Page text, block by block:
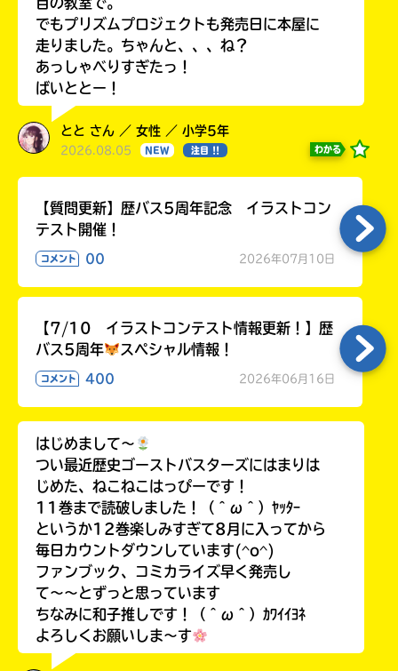
目の教室で。
でもプリズムプロジェクトも発売日に本屋に
走りました。ちゃんと、、、ね？
あっしゃべりすぎたっ！
ばいととー！
とと さん ／ 女性 ／ 小学5年
2026.08.05 NEW 注目 !! わかる
【質問更新】歴バス5周年記念 イラストコン
テスト開催！
コメント 00 2026年07月10日
【7/10 イラストコンテスト情報更新！】歴
バス5周年
スペシャル情報！
コメント 400 2026年06月16日
はじめまして〜
つい最近歴史ゴーストバスターズにはまりは
じめた、ねこねこはっぴーです！
11巻まで読破しました！（＾ω＾）ﾔｯﾀｰ
というか12巻楽しみすぎて8月に入ってから
毎日カウントダウンしています(^o^)
ファンブック、コミカライズ早く発売し
て〜〜とずっと思っています
ちなみに和子推しです！（＾ω＾）ｶﾜｲｲﾖﾈ
よろしくお願いしま〜す